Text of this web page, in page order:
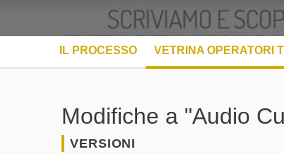
IL PROCESSO VETRINA OPERATORI
Modifiche a "Audio
VERSIONI